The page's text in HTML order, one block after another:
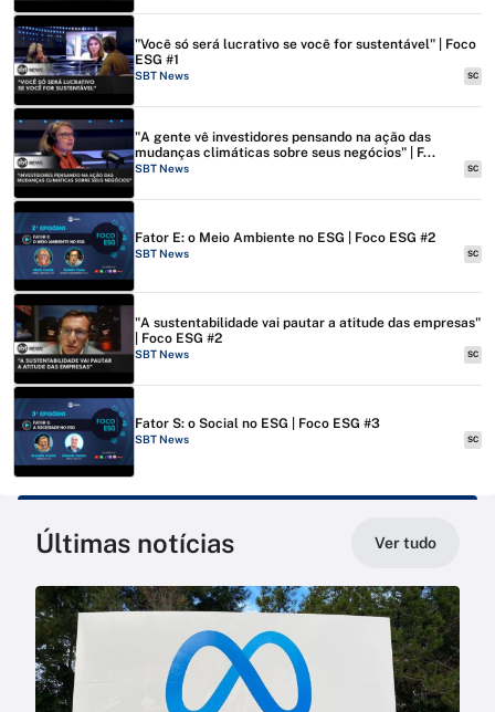
"Você só será lucrativo se você for sustentável" | Foco
ESG #1
SBT News SC
"A gente vê investidores pensando na ação das
mudanças climáticas sobre seus negócios" | F...
SBT News SC
Fator E: o Meio Ambiente no ESG | Foco ESG #2
SBT News SC
"A sustentabilidade vai pautar a atitude das empresas"
| Foco ESG #2
SBT News SC
Fator S: o Social no ESG | Foco ESG #3
SBT News SC
Últimas notícias Ver tudo